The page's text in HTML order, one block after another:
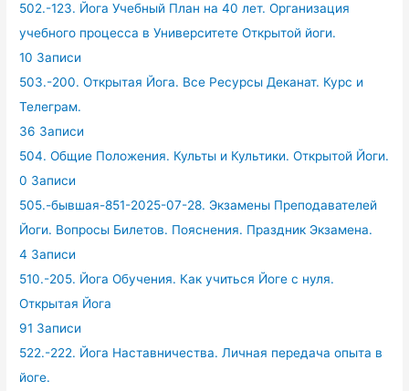
502.-123. Йога Учебный План на 40 лет. Организация
учебного процесса в Университете Открытой йоги.
10 Записи
503.-200. Открытая Йога. Все Ресурсы Деканат. Курс и
Телеграм.
36 Записи
504. Общие Положения. Культы и Культики. Открытой Йоги.
0 Записи
505.-бывшая-851-2025-07-28. Экзамены Преподавателей
Йоги. Вопросы Билетов. Пояснения. Праздник Экзамена.
4 Записи
510.-205. Йога Обучения. Как учиться Йоге с нуля.
Открытая Йога
91 Записи
522.-222. Йога Наставничества. Личная передача опыта в
йоге.